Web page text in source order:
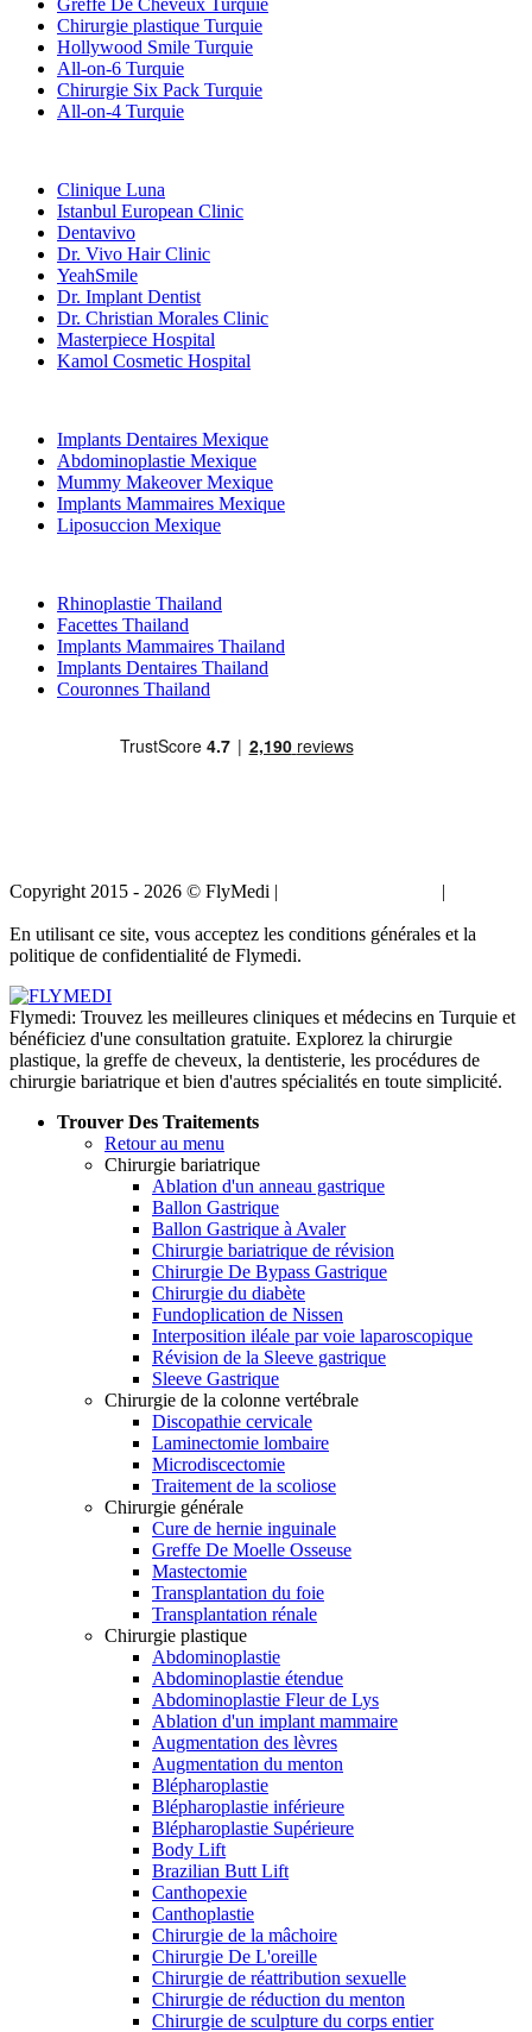
Chirurgie plastique Turquie
Hollywood Smile Turquie
All-on-6 Turquie
Chirurgie Six Pack Turquie
All-on-4 Turquie
Clinique Luna
Istanbul European Clinic
Dentavivo
Dr. Vivo Hair Clinic
YeahSmile
Dr. Implant Dentist
Dr. Christian Morales Clinic
Masterpiece Hospital
Kamol Cosmetic Hospital
Implants Dentaires Mexique
Abdominoplastie Mexique
Mummy Makeover Mexique
Implants Mammaires Mexique
Liposuccion Mexique
Rhinoplastie Thailand
Facettes Thailand
Implants Mammaires Thailand
Implants Dentaires Thailand
Couronnes Thailand
Copyright 2015 - 2026 © FlyMedi | |
En utilisant ce site, vous acceptez les conditions générales et la
politique de confidentialité de Flymedi.
Flymedi: Trouvez les meilleures cliniques et médecins en Turquie et
bénéficiez d'une consultation gratuite. Explorez la chirurgie
plastique, la greffe de cheveux, la dentisterie, les procédures de
chirurgie bariatrique et bien d'autres spécialités en toute simplicité.
Trouver Des Traitements
Retour au menu
Chirurgie bariatrique
Ablation d'un anneau gastrique
Ballon Gastrique
Ballon Gastrique à Avaler
Chirurgie bariatrique de révision
Chirurgie De Bypass Gastrique
Chirurgie du diabète
Fundoplication de Nissen
Interposition iléale par voie laparoscopique
Révision de la Sleeve gastrique
Sleeve Gastrique
Chirurgie de la colonne vertébrale
Discopathie cervicale
Laminectomie lombaire
Microdiscectomie
Traitement de la scoliose
Chirurgie générale
Cure de hernie inguinale
Greffe De Moelle Osseuse
Mastectomie
Transplantation du foie
Transplantation rénale
Chirurgie plastique
Abdominoplastie
Abdominoplastie étendue
Abdominoplastie Fleur de Lys
Ablation d'un implant mammaire
Augmentation des lèvres
Augmentation du menton
Blépharoplastie
Blépharoplastie inférieure
Blépharoplastie Supérieure
Body Lift
Brazilian Butt Lift
Canthopexie
Canthoplastie
Chirurgie de la mâchoire
Chirurgie De L'oreille
Chirurgie de réattribution sexuelle
Chirurgie de réduction du menton
Chirurgie de sculpture du corps entier